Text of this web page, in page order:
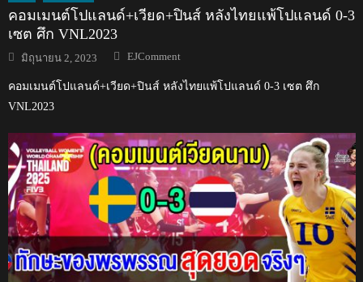
คอมเมนต์โปแลนด์+เวียด+ปินส์ หลังไทยแพ้โปแลนด์ 0-3
เซต ศึก VNL2023
Posted
on
มิถุนายน 2, 2023 Author
EJComment
คอมเมนต์โปแลนด์+เวียด+ปินส์ หลังไทยแพ้โปแลนด์ 0-3 เซต ศึก
VNL2023